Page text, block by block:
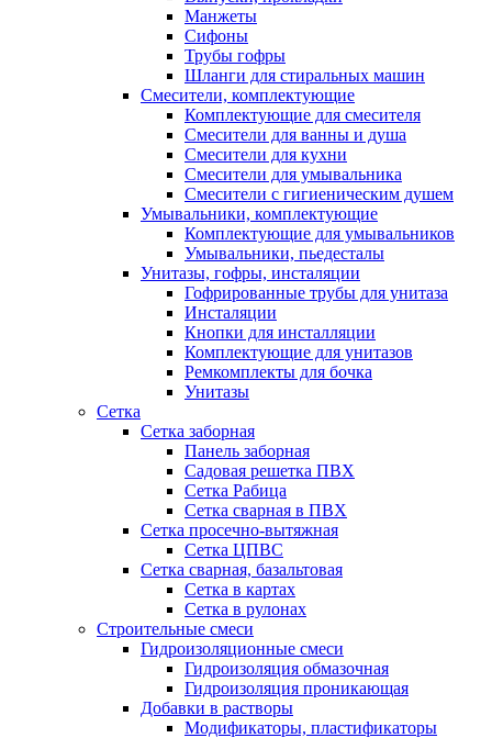
Манжеты
Сифоны
Трубы гофры
Шланги для стиральных машин
Смесители, комплектующие
Комплектующие для смесителя
Смесители для ванны и душа
Смесители для кухни
Смесители для умывальника
Смесители с гигиеническим душем
Умывальники, комплектующие
Комплектующие для умывальников
Умывальники, пьедесталы
Унитазы, гофры, инсталяции
Гофрированные трубы для унитаза
Инсталяции
Кнопки для инсталляции
Комплектующие для унитазов
Ремкомплекты для бочка
Унитазы
Сетка
Сетка заборная
Панель заборная
Садовая решетка ПВХ
Сетка Рабица
Сетка сварная в ПВХ
Сетка просечно-вытяжная
Сетка ЦПВС
Сетка сварная, базальтовая
Сетка в картах
Сетка в рулонах
Строительные смеси
Гидроизоляционные смеси
Гидроизоляция обмазочная
Гидроизоляция проникающая
Добавки в растворы
Модификаторы, пластификаторы